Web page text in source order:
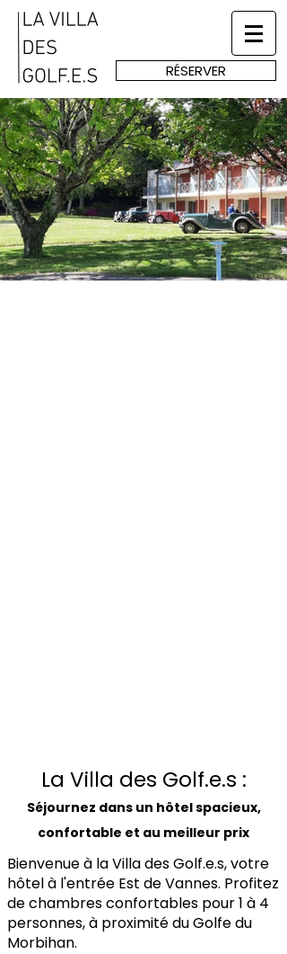
RÉSERVER
La Villa des Golf.e.s :
Séjournez dans un hôtel spacieux,
confortable et au meilleur prix
Bienvenue à la Villa des Golf.e.s, votre
hôtel à l'entrée Est de Vannes. Profitez
de chambres confortables pour 1 à 4
personnes, à proximité du Golfe du
Morbihan.